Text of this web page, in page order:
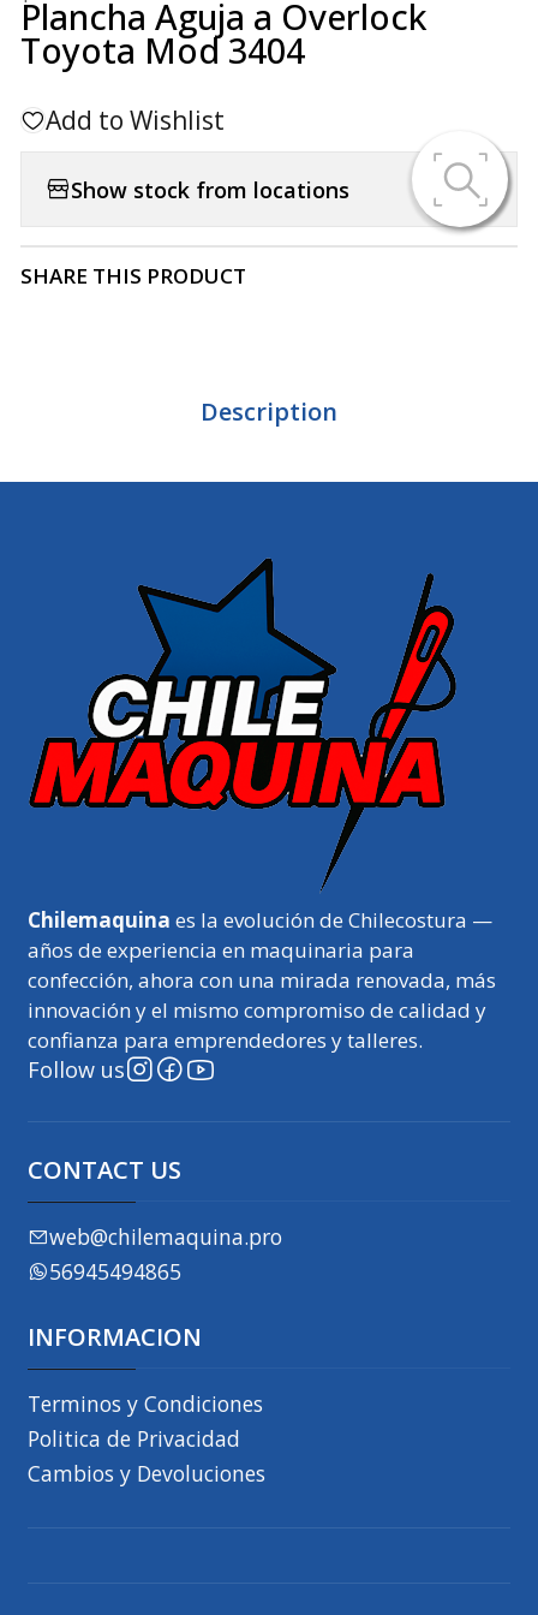
Plancha Aguja a Overlock
Toyota Mod 3404
Add to Wishlist
Show stock from locations
SHARE THIS PRODUCT
Description
Chilemaquina es la evolución de Chilecostura —
años de experiencia en maquinaria para
confección, ahora con una mirada renovada, más
innovación y el mismo compromiso de calidad y
confianza para emprendedores y talleres.
Follow us
CONTACT US
web@chilemaquina.pro
56945494865
INFORMACION
Terminos y Condiciones
Politica de Privacidad
Cambios y Devoluciones